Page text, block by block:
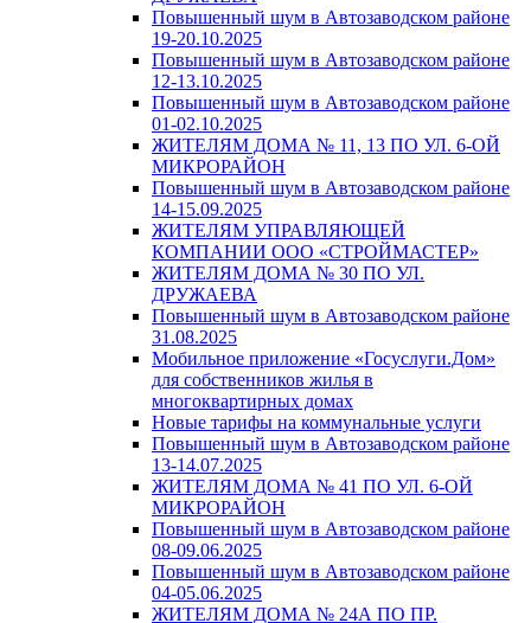
Повышенный шум в Автозаводском районе
19-20.10.2025
Повышенный шум в Автозаводском районе
12-13.10.2025
Повышенный шум в Автозаводском районе
01-02.10.2025
ЖИТЕЛЯМ ДОМА № 11, 13 ПО УЛ. 6-ОЙ
МИКРОРАЙОН
Повышенный шум в Автозаводском районе
14-15.09.2025
ЖИТЕЛЯМ УПРАВЛЯЮЩЕЙ
КОМПАНИИ ООО «СТРОЙМАСТЕР»
ЖИТЕЛЯМ ДОМА № 30 ПО УЛ.
ДРУЖАЕВА
Повышенный шум в Автозаводском районе
31.08.2025
Мобильное приложение «Госуслуги.Дом»
для собственников жилья в
многоквартирных домах
Новые тарифы на коммунальные услуги
Повышенный шум в Автозаводском районе
13-14.07.2025
ЖИТЕЛЯМ ДОМА № 41 ПО УЛ. 6-ОЙ
МИКРОРАЙОН
Повышенный шум в Автозаводском районе
08-09.06.2025
Повышенный шум в Автозаводском районе
04-05.06.2025
ЖИТЕЛЯМ ДОМА № 24А ПО ПР.